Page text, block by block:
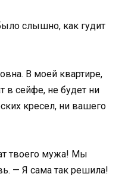
слышно, как гудит
В моей квартире,
в сейфе, не будет ни
кресел, ни вашего
твоего мужа! Мы
— Я сама так решила!